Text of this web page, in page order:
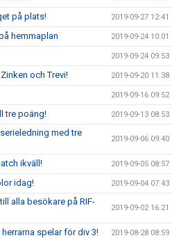
på plats! 2019-09-27 12:41
hemmaplan 2019-09-24 10:01
2019-09-24 09:53
och Trevi! 2019-09-20 11:38
2019-09-16 09:52
tre poäng! 2019-09-13 08:53
med tre
2019-09-06 09:40
ikväll! 2019-09-05 08:57
idag! 2019-09-04 07:43
alla besökare på RIF-
2019-09-02 16:21
spelar för div 3! 2019-08-28 08:59